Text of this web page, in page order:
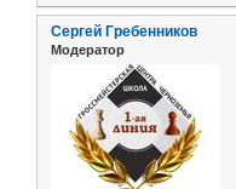
Сергей Гребенников
Модератор